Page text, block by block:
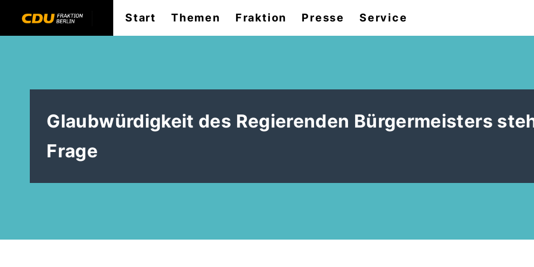
Start Themen Fraktion Presse Service
Glaubwürdigkeit des Regierenden Bürgermeisters
Frage